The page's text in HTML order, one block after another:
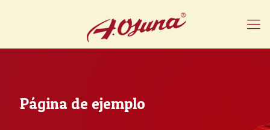
Página de ejemplo